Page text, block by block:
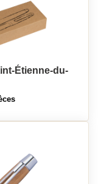
Étienne-du-